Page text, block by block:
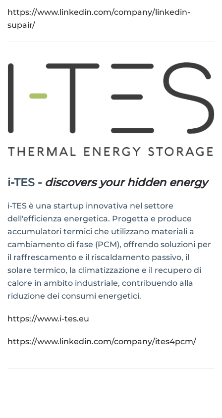
https://www.linkedin.com/company/linkedin-
supair/
i-TES - discovers your hidden energy
i-TES è una startup innovativa nel settore
dell'efficienza energetica. Progetta e produce
accumulatori termici che utilizzano materiali a
cambiamento di fase (PCM), offrendo soluzioni per
il raffrescamento e il riscaldamento passivo, il
solare termico, la climatizzazione e il recupero di
calore in ambito industriale, contribuendo alla
riduzione dei consumi energetici.
https://www.i-tes.eu
https://www.linkedin.com/company/ites4pcm/